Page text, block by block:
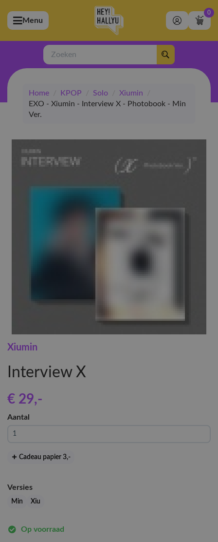
(Artiesten)
(Merchandise)
(Exclusive)
(Winkel)
Menu
0
Zoeken
Home / KPOP / Solo / Xiumin
/
EXO - Xiumin - Interview X - Photobook - Min
Ver.
Xiumin
Interview X
€ 29,-
Aantal
Cadeau papier 3,-
Versies
Min Xiu
Op voorraad